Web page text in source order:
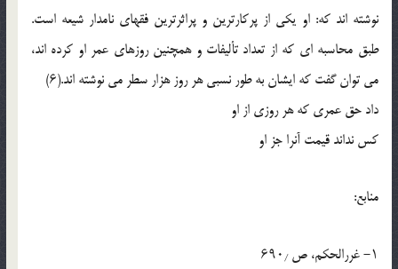
نوشته اند که: او یکی از پرکارترین و پراثرترین فقهای نامدار شیعه است.
طبق محاسبه ای که از تعداد تألیفات و همچنین روزهای عمر او کرده اند،
می توان گفت که ایشان به طور نسبی هر روز هزار سطر می نوشته اند.(۶)
داد حق عمری که هر روزی از او
کس نداند قیمت آنرا جز او
منابع:
۱- غررالحکم، ص ۶۹۰٫